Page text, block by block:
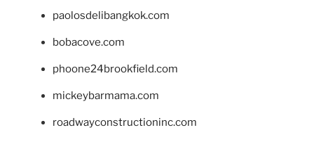
paolosdelibangkok.com
bobacove.com
phoone24brookfield.com
mickeybarmama.com
roadwayconstructioninc.com